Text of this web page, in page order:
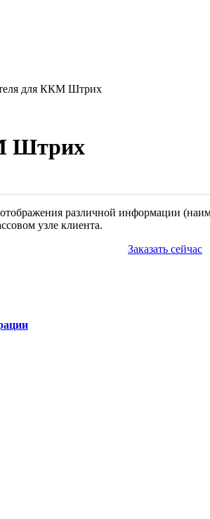
для ККМ Штрих
Штрих
различной информации
узле клиента.
Заказать сейчас